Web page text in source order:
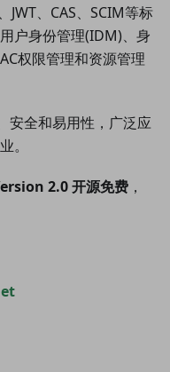
、CAS、SCIM等标
户身份管理(IDM)、身
权限管理和资源管理
安全和易用性，广泛应
。
2.0 开源免费 ，